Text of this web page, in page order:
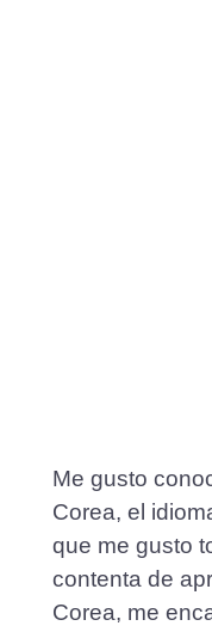
Me gusto
Corea, el
que me gusto
contenta de
Corea, me